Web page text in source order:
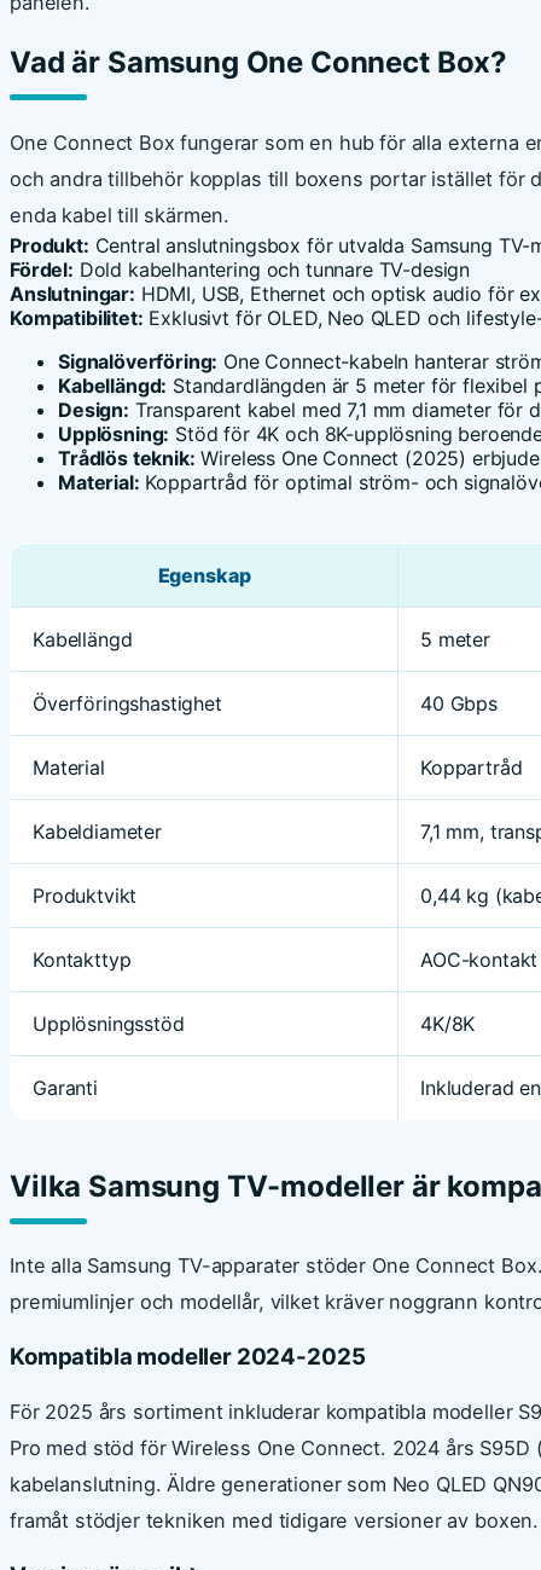
Vad är Samsung One Connect Box?
One Connect Box fungerar som en hub för alla externa
och andra tillbehör kopplas till boxens portar istället för
enda kabel till skärmen.
Produkt: Central anslutningsbox för utvalda Samsung TV-
Fördel: Dold kabelhantering och tunnare TV-design
Anslutningar: HDMI, USB, Ethernet och optisk audio för
Kompatibilitet: Exklusivt för OLED, Neo QLED och
Signalöverföring: One Connect-kabeln hanterar
Kabellängd: Standardlängden är 5 meter för flexibel
Design: Transparent kabel med 7,1 mm diameter för
Upplösning: Stöd för 4K och 8K-upplösning
Trådlös teknik: Wireless One Connect (2025)
Material: Koppartråd för optimal ström- och
Egenskap
Kabellängd 5 meter
Överföringshastighet 40 Gbps
Material Koppartråd
Kabeldiameter 7,1 mm,
Produktvikt 0,44 kg
Kontakttyp AOC-kontakt
Upplösningsstöd 4K/8K
Garanti Inkluderad
Vilka Samsung TV-modeller är
Inte alla Samsung TV-apparater stöder One Connect
premiumlinjer och modellår, vilket kräver noggrann
Kompatibla modeller 2024-2025
För 2025 års sortiment inkluderar kompatibla modeller
Pro med stöd för Wireless One Connect. 2024 års
kabelanslutning. Äldre generationer som Neo QLED
framåt stödjer tekniken med tidigare versioner av boxen.